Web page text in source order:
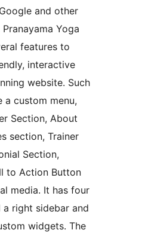
and other
Yoga
features to
interactive
website. Such
a custom menu,
Section, About
section, Trainer
Section,
to Action Button
media. It has four
right sidebar and
widgets. The